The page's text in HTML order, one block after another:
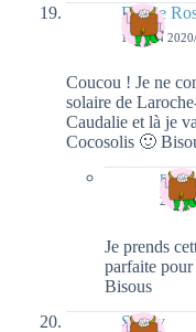
Elodie
14 JUIN
Coucou ! Je ne
solaire de
Caudalie et là je
Cocosolis 🙂
23
Je prends
parfaite
Bisous
Sandy